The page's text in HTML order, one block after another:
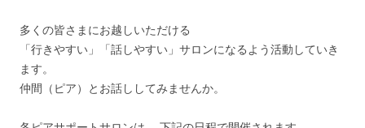
多くの皆さまにお越しいただける
「行きやすい」「話しやすい」サロンになるよう活動していき
ます。
仲間（ピア）とお話ししてみませんか。